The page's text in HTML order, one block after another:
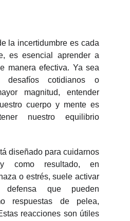
la incertidumbre es cada
es esencial aprender a
manera efectiva. Ya sea
desafíos cotidianos o
magnitud, entender
cuerpo y mente es
nuestro equilibrio
diseñado para cuidarnos
como resultado, en
o estrés, suele activar
defensa que pueden
respuestas de pelea,
reacciones son útiles